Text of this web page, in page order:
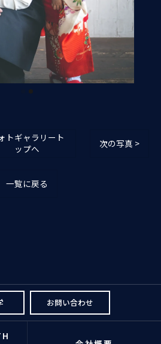
トギャラリート
ップへ
次の写真 >
一覧に戻る
お問い合わせ